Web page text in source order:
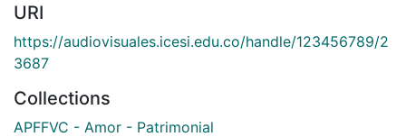
URI
https://audiovisuales.icesi.edu.co/handle/123456789/2
3687
Collections
APFFVC - Amor - Patrimonial